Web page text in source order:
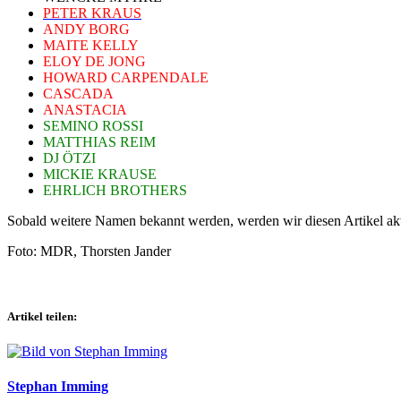
PETER KRAUS
ANDY BORG
MAITE KELLY
ELOY DE JONG
HOWARD CARPENDALE
CASCADA
ANASTACIA
SEMINO ROSSI
MATTHIAS REIM
DJ ÖTZI
MICKIE KRAUSE
EHRLICH BROTHERS
Sobald weitere Namen bekannt werden, werden wir diesen Artikel
Foto: MDR, Thorsten Jander
Artikel teilen:
Stephan Imming